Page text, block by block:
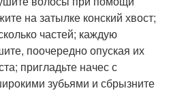
на затылке конский хвост;
частей; каждую
поочередно опуская их
пригладьте начес с
зубьями и сбрызните